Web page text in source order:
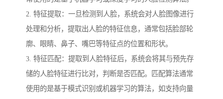
2. 特征提取：一旦检测到人脸，系统会对人脸图像进行
处理和分析，提取出人脸的特征信息，通常包括脸部轮
廓、眼睛、鼻子、嘴巴等特征点的位置和形状。
3. 特征匹配：提取到人脸特征后，系统会将其与预先存
储的人脸特征进行比对，判断是否匹配。匹配算法通常
使用的是基于模式识别或机器学习的算法，如支持向量